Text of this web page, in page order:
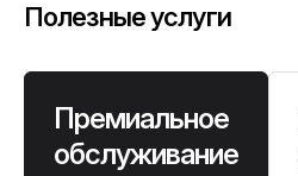
Полезные услуги
Премиальное
обслуживание